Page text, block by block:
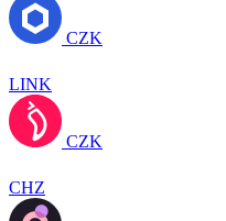
CZK
LINK
CZK
CHZ